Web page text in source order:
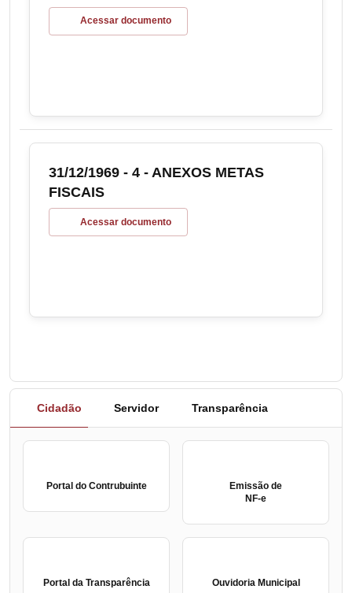
Acessar documento
31/12/1969 - 4 - ANEXOS METAS
FISCAIS
Acessar documento
Cidadão Servidor Transparência
Portal do Contrubuinte
Emissão de
NF-e
Portal da Transparência Ouvidoria Municipal